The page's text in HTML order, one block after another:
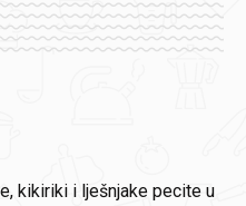
kikiriki i lješnjake pecite u